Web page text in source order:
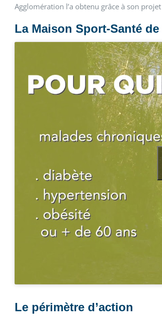
Agglomération l’a obtenu grâce à son
La Maison Sport-Santé
Le périmètre d’action